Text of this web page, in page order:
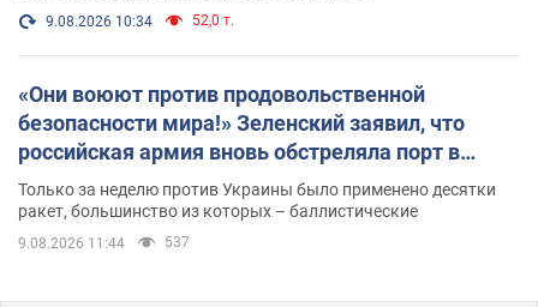
9.08.2026 10:34 52,0 т.
«Они воюют против продовольственной
безопасности мира!» Зеленский заявил, что
российская армия вновь обстреляла порт в
Одессе
Только за неделю против Украины было применено десятки
ракет, большинство из которых – баллистические
9.08.2026 11:44 537